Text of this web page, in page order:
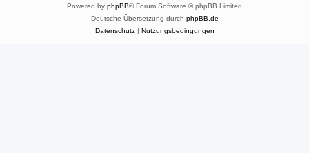
Powered by phpBB® Forum Software © phpBB Limited
Deutsche Übersetzung durch phpBB.de
Datenschutz| Nutzungsbedingungen